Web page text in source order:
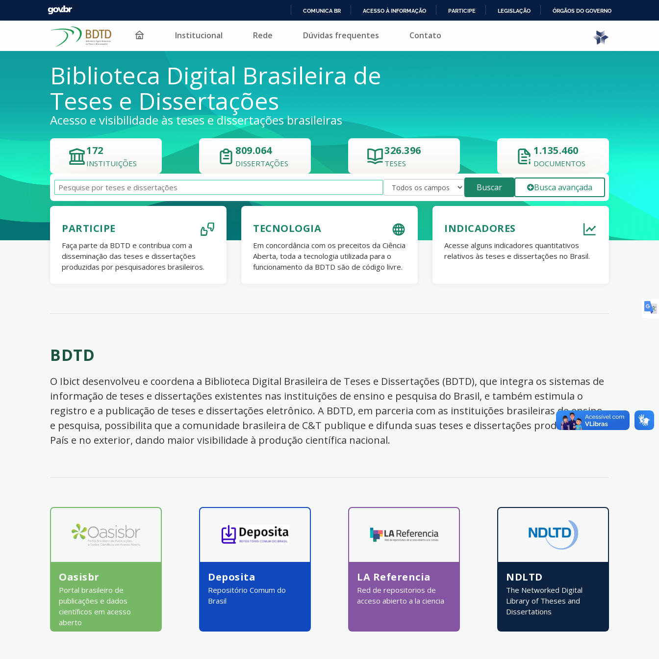
PARA
COMUNICA BR ACESSO À INFORMAÇÃO PARTICIPE LEGISLAÇÃO ÓRGÃOS DO GOVERNO
Pular para o conteúdo Institucional Rede Dúvidas frequentes Contato
Biblioteca Digital Brasileira de
Teses e Dissertações
Acesso e visibilidade às teses e dissertações brasileiras
172
INSTITUIÇÕES
809.064
DISSERTAÇÕES
326.396
TESES
1.135.460
DOCUMENTOS
Buscar Busca avançada
PARTICIPE
Faça parte da BDTD e contribua com a
disseminação das teses e dissertações
produzidas por pesquisadores brasileiros.
TECNOLOGIA
Em concordância com os preceitos da Ciência
Aberta, toda a tecnologia utilizada para o
funcionamento da BDTD são de código livre.
INDICADORES
Acesse alguns indicadores quantitativos
relativos às teses e dissertações no Brasil.
BDTD
O Ibict desenvolveu e coordena a Biblioteca Digital Brasileira de Teses e Dissertações (BDTD), que integra os sistemas de
informação de teses e dissertações existentes nas instituições de ensino e pesquisa do Brasil, e também estimula o
registro e a publicação de teses e dissertações eletrônico. A BDTD, em parceria com as instituições brasileiras de ensino
e pesquisa, possibilita que a comunidade brasileira de C&T publique e difunda suas teses e dissertações produzidas no
País e no exterior, dando maior visibilidade à produção científica nacional.
Oasisbr
Portal brasileiro de
publicações e dados
científicos em acesso
aberto
Deposita
Repositório Comum do
Brasil
LA Referencia
Red de repositorios de
acceso abierto a la ciencia
NDLTD
The Networked Digital
Library of Theses and
Dissertations